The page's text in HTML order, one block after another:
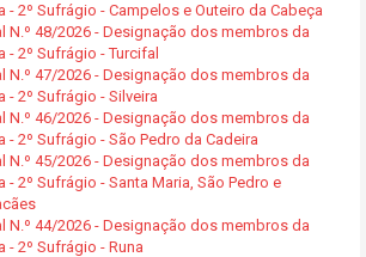
- 2º Sufrágio - Campelos e Outeiro da Cabeça
N.º 48/2026 - Designação dos membros da
- 2º Sufrágio - Turcifal
N.º 47/2026 - Designação dos membros da
- 2º Sufrágio - Silveira
N.º 46/2026 - Designação dos membros da
- 2º Sufrágio - São Pedro da Cadeira
N.º 45/2026 - Designação dos membros da
- 2º Sufrágio - Santa Maria, São Pedro e
N.º 44/2026 - Designação dos membros da
- 2º Sufrágio - Runa